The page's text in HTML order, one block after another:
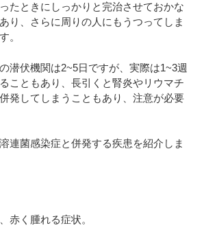
たときにしっかりと完治させておかな
り、さらに周りの人にもうつってしま
。
潜伏機関は2~5日ですが、実際は1~3週
こともあり、長引くと腎炎やリウマチ
発してしまうこともあり、注意が必要
連菌感染症と併発する疾患を紹介しま
赤く腫れる症状。